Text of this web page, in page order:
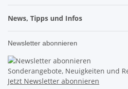
News, Tipps und Infos
Newsletter abonnieren
Sonderangebote, Neuigkeiten und
Jetzt Newsletter abonnieren